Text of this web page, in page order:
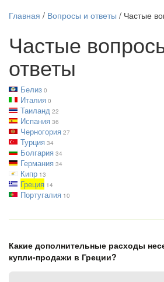
Главная / Вопросы и ответы / Частые
Частые
ответы
Белиз 0
Италия 0
Таиланд 22
Испания 36
Черногория 27
Турция 34
Болгария 34
Германия 34
Кипр 13
Греция 14
Португалия 10
Какие дополнительные расходы
купли-продажи в Греции?